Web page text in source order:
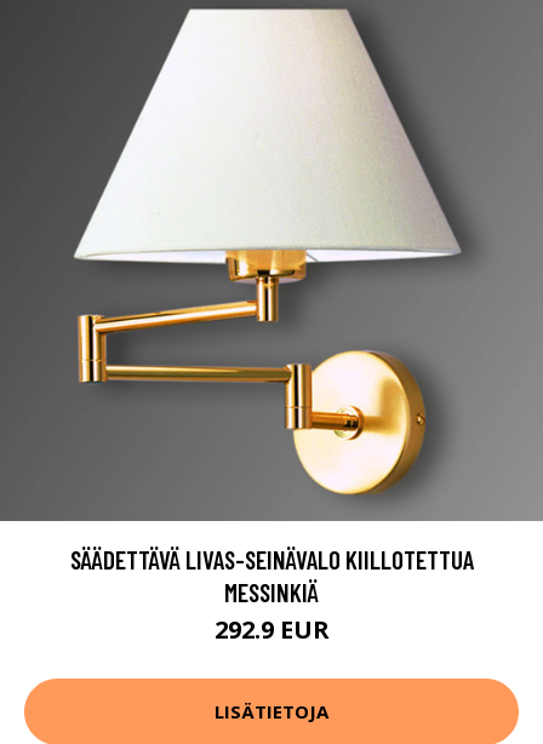
SÄÄDETTÄVÄ LIVAS-SEINÄVALO KIILLOTETTUA
MESSINKIÄ
292.9 EUR
LISÄTIETOJA